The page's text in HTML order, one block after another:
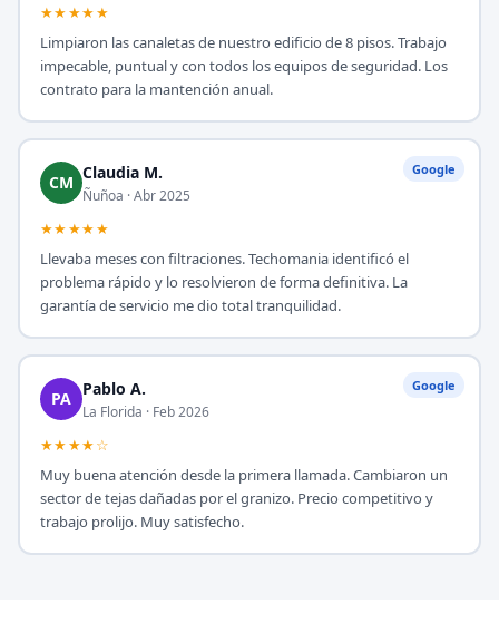
★★★★★
Limpiaron las canaletas de nuestro edificio de 8 pisos. Trabajo
impecable, puntual y con todos los equipos de seguridad. Los
contrato para la mantención anual.
Google
CM Claudia M.
Ñuñoa · Abr 2025
★★★★★
Llevaba meses con filtraciones. Techomania identificó el
problema rápido y lo resolvieron de forma definitiva. La
garantía de servicio me dio total tranquilidad.
Google
PA Pablo A.
La Florida · Feb 2026
★★★★☆
Muy buena atención desde la primera llamada. Cambiaron un
sector de tejas dañadas por el granizo. Precio competitivo y
trabajo prolijo. Muy satisfecho.